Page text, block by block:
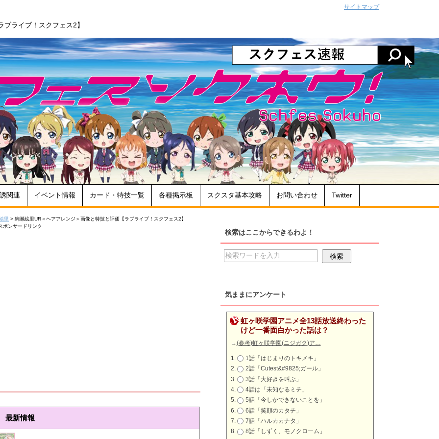
ライブ！スクフェス2】
関連 イベント情報 カード・特技一覧 各種掲示板 スクスタ基本攻略 お問い合わせ Twitter
里 > 絢瀬絵里UR＜ヘアアレンジ＞画像と特技と評価【ラブライブ！スクフェス2】
ポンサードリンク
最新情報
検索はここからできるわよ！
気ままにアンケート
虹ヶ咲学園アニメ全13話放送終わった
けど一番面白かった話は？
→(参考)虹ヶ咲学園(ニジガク)ア…
1話「はじまりのトキメキ」
2話「Cutest&#9825;ガール」
3話「大好きを叫ぶ」
4話は「未知なるミチ」
5話「今しかできないことを」
6話「笑顔のカタチ」
7話「ハルカカナタ」
8話「しずく、モノクローム」
サイトマップ